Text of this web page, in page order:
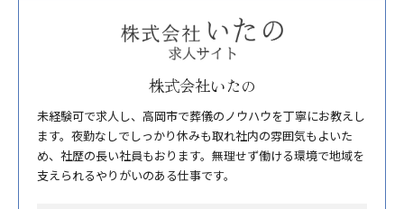
株式会社いたの
未経験可で求人し、高岡市で葬儀のノウハウを丁寧にお教えし
ます。夜勤なしでしっかり休みも取れ社内の雰囲気もよいた
め、社歴の長い社員もおります。無理せず働ける環境で地域を
支えられるやりがいのある仕事です。